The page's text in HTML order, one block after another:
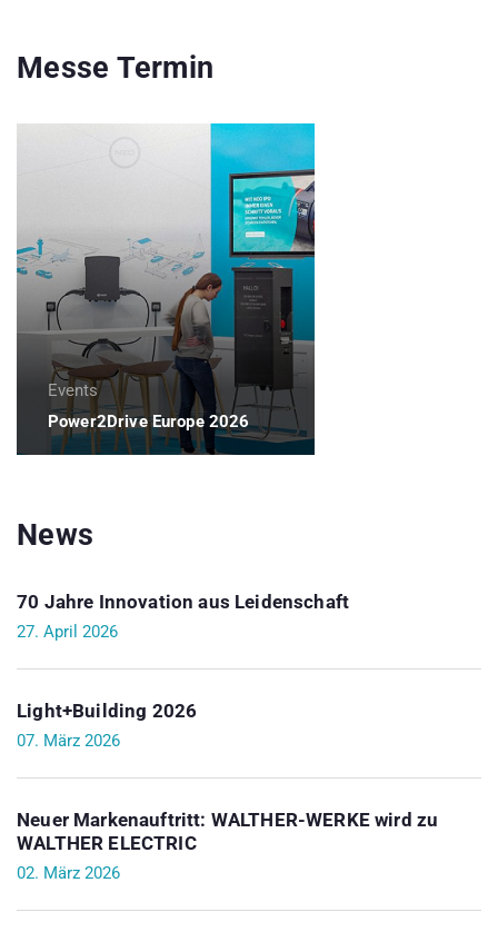
Messe Termin
Events
Power2Drive Europe 2026
News
70 Jahre Innovation aus Leidenschaft
27. April 2026
Light+Building 2026
07. März 2026
Neuer Markenauftritt: WALTHER-WERKE wird zu
WALTHER ELECTRIC
02. März 2026